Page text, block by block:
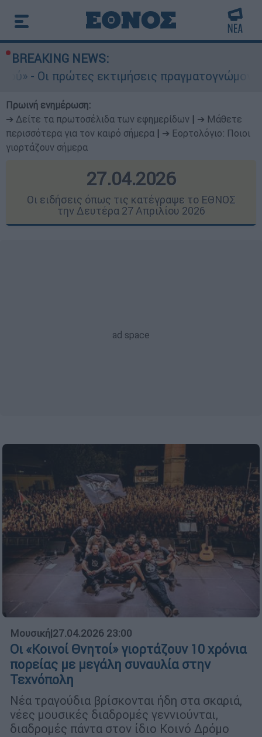
BREAKING NEWS:
εκτιμήσεις πραγματογνώμονα
Πρωινή ενημέρωση:
➔ Δείτε τα πρωτοσέλιδα των εφημερίδων
➔ Μάθετε
περισσότερα για τον καιρό σήμερα
➔ Εορτολόγιο: Ποιοι
γιορτάζουν σήμερα
27.04.2026
Οι ειδήσεις όπως τις κατέγραψε το ΕΘΝΟΣ
την Δευτέρα 27 Απριλίου 2026
Μουσική|27.04.2026 23:00
Οι «Κοινοί Θνητοί» γιορτάζουν 10 χρόνια
πορείας με μεγάλη συναυλία στην
Τεχνόπολη
Νέα τραγούδια βρίσκονται ήδη στα σκαριά,
νέες μουσικές διαδρομές γεννιούνται,
διαδρομές πάντα στον ίδιο Κοινό Δρόμο